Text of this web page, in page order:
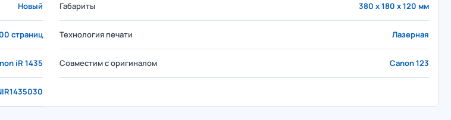
Новый Габариты 380 x 180 x 120 мм
страниц Технология печати Лазерная
iR 1435 Совместим с оригиналом Canon 123